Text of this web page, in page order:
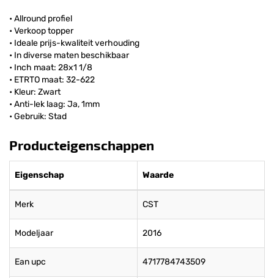
• Allround profiel
• Verkoop topper
• Ideale prijs-kwaliteit verhouding
• In diverse maten beschikbaar
• Inch maat: 28x1 1/8
• ETRTO maat: 32-622
• Kleur: Zwart
• Anti-lek laag: Ja, 1mm
• Gebruik: Stad
Producteigenschappen
Eigenschap Waarde
Merk CST
Modeljaar 2016
Ean upc 4717784743509